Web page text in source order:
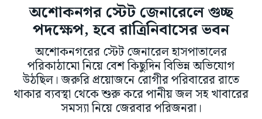
অশোকনগর স্টেট জেনারেলে গুচ্ছ
পদক্ষেপ, হবে রাত্রিনিবাসের ভবন
অশোকনগরের স্টেট জেনারেল হাসপাতালের
পরিকাঠামো নিয়ে বেশ কিছুদিন বিভিন্ন অভিযোগ
উঠছিল। জরুরি প্রয়োজনে রোগীর পরিবারের রাতে
থাকার ব্যবস্থা থেকে শুরু করে পানীয় জল সহ খাবারের
সমস্যা নিয়ে জেরবার পরিজনরা।